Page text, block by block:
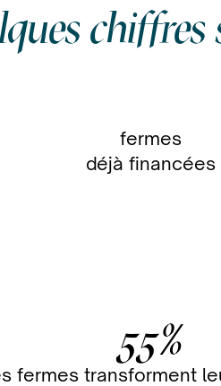
fermes
déjà financées
55%
fermes transforment